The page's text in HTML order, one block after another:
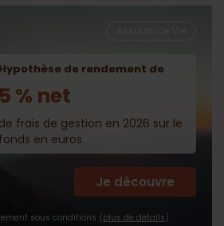
Hypothèse de rendement de
5 % net
de frais de gestion en 2026 sur le
fonds en euros
sous conditions ( plus de détails )
Je découvre